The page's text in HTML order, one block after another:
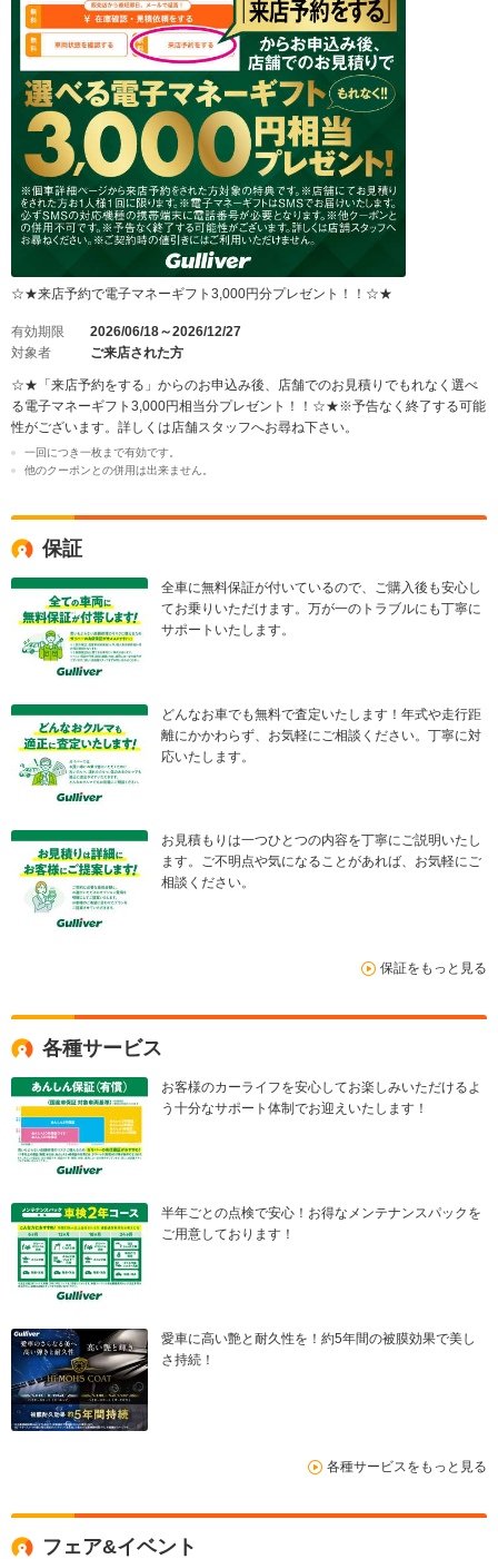
☆★来店予約で電子マネーギフト3,000円分プレゼント！！☆★
有効期限
2026/06/18～2026/12/27
対象者
ご来店された方
☆★「来店予約をする」からのお申込み後、店舗でのお見積りでもれなく選べ
る電子マネーギフト3,000円相当分プレゼント！！☆★※予告なく終了する可能
性がございます。詳しくは店舗スタッフへお尋ね下さい。
一回につき一枚まで有効です。
他のクーポンとの併用は出来ません。
保証
全車に無料保証が付いているので、ご購入後も安心し
てお乗りいただけます。万が一のトラブルにも丁寧に
サポートいたします。
どんなお車でも無料で査定いたします！年式や走行距
離にかかわらず、お気軽にご相談ください。丁寧に対
応いたします。
お見積もりは一つひとつの内容を丁寧にご説明いたし
ます。ご不明点や気になることがあれば、お気軽にご
相談ください。
保証をもっと見る
各種サービス
お客様のカーライフを安心してお楽しみいただけるよ
う十分なサポート体制でお迎えいたします！
半年ごとの点検で安心！お得なメンテナンスパックを
ご用意しております！
愛車に高い艶と耐久性を！約5年間の被膜効果で美し
さ持続！
各種サービスをもっと見る
フェア&イベント